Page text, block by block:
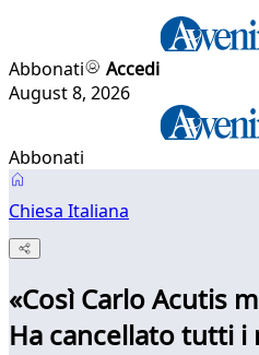
Abbonati
Accedi
August 8, 2026
Abbonati
Chiesa Italiana
«Così Carlo Acutis
Ha cancellato tutti i